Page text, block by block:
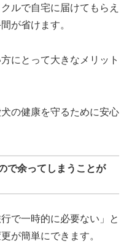
ルで自宅に届けてもらえ
が省けます。
にとって大きなメリット
の健康を守るために安心
で余ってしまうことが
で一時的に必要ない」と
が簡単にできます。